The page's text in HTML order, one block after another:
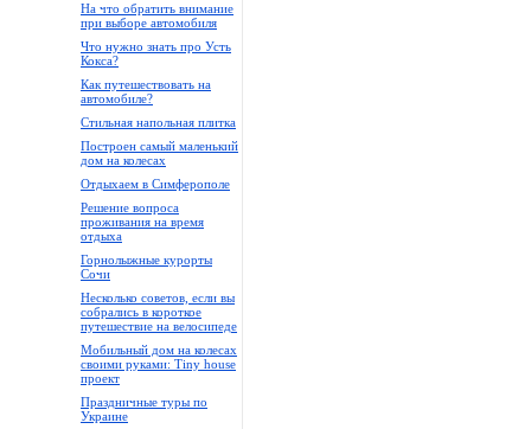
На что обратить внимание
при выборе автомобиля
Что нужно знать про Усть
Кокса?
Как путешествовать на
автомобиле?
Стильная напольная плитка
Построен самый маленький
дом на колесах
Отдыхаем в Симферополе
Решение вопроса
проживания на время
отдыха
Горнолыжные курорты
Сочи
Несколько советов, если вы
собрались в короткое
путешествие на велосипеде
Мобильный дом на колесах
своими руками: Tiny house
проект
Праздничные туры по
Украине